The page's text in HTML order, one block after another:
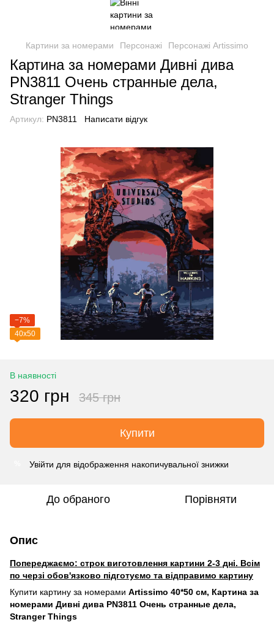
Картини за номерами Персонажі Персонажі Artissimo
Картина за номерами Дивні дива
PN3811 Очень странные дела,
Stranger Things
Артикул: PN3811 Написати відгук
−7%
40х50
В наявності
320 грн 345 грн
Купити
Увійти для відображення накопичувальної знижки
До обраного Порівняти
Опис
Попереджаємо: строк виготовлення картини 2-3 дні. Всім
по черзі обов'язково підготуємо та відправимо картину
Купити картину за номерами Artissimo 40*50 см, Картина за
номерами Дивні дива PN3811 Очень странные дела,
Stranger Things